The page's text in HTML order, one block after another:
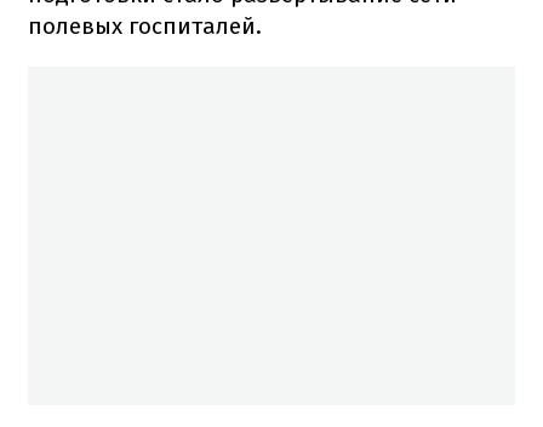
полевых госпиталей.